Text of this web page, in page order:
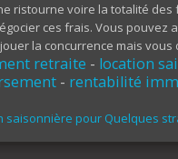
ristourne voire la totalité
ces frais. Vous
la concurrence mais vous
retraite - location
- rentabilité
saisonnière pour Quelques